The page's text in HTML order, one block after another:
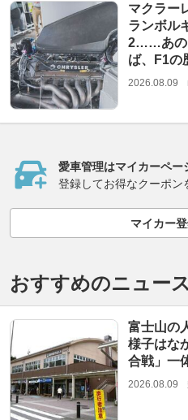
マクラー
ランボル
2……あの
ば、F1の
2026.08.09
愛車管理はマイカーペー
登録してお得なクーポン
マイカー
おすすめのニュース
富士山の
様子はな
合戦」一
2026.08.09